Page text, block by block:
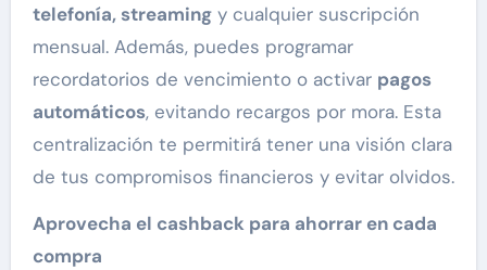
telefonía, streamingy cualquier suscripción
mensual. Además, puedes programar
recordatorios de vencimiento o activar pagos
automáticos, evitando recargos por mora. Esta
centralización te permitirá tener una visión clara
de tus compromisos financieros y evitar olvidos.
Aprovecha el cashback para ahorrar en cada
compra